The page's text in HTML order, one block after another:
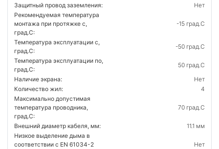
Защитный провод заземления:
Нет
Рекомендуемая температура
монтажа при протяжке с,
град.C:
-15 град.C
Температура эксплуатации с,
град.C:
-50 град.C
Температура эксплуатации по,
град.C:
50 град.C
Наличие экрана:
Нет
Количество жил:
4
Максимально допустимая
температура проводника,
град.C:
70 град.C
Внешний диаметр кабеля, мм:
11.1 мм
Низкое выделение дыма в
соответствии с EN 61034-2
Нет